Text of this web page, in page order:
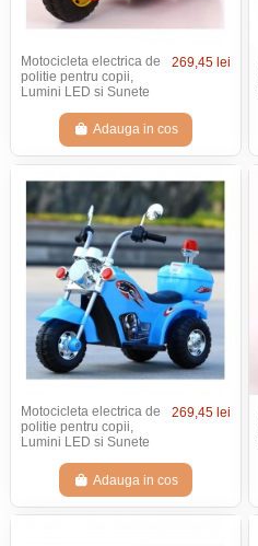
Motocicleta electrica de
politie pentru copii,
Lumini LED si Sunete
269,45 lei
Adauga in cos
Motocicleta electrica de
politie pentru copii,
Lumini LED si Sunete
269,45 lei
Adauga in cos